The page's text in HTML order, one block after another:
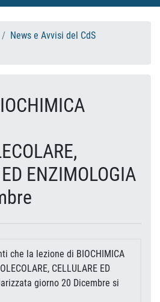
News e Avvisi del CdS
ENZIMOLOGIA
che la lezione di BIOCHIMICA
CELLULARE ED
giorno 20 Dicembre si